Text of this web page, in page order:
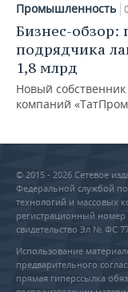
Промышленность
Бизнес-обзор:
подрядчика
1,8 млрд
Новый
компаний
© 2015 - 2026 Сетевое
Федеральной службой
технологий и массовых
регистрационный номер
свидетельство Эл № ФС
Использование
предварительного
прямая гиперссылка